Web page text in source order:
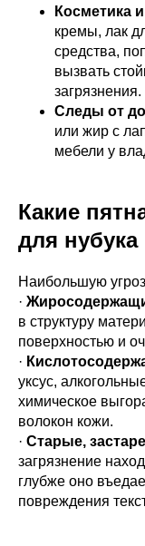
Косметика
кремы, лак
средства,
вызвать
загрязнения.
Следы от
или жир с
мебели у
Какие
для нубука
Наибольшую
·
в структуру
поверхностью и
·
уксус,
химическое
волокон кожи.
· Старые,
загрязнение
глубже оно
повреждения